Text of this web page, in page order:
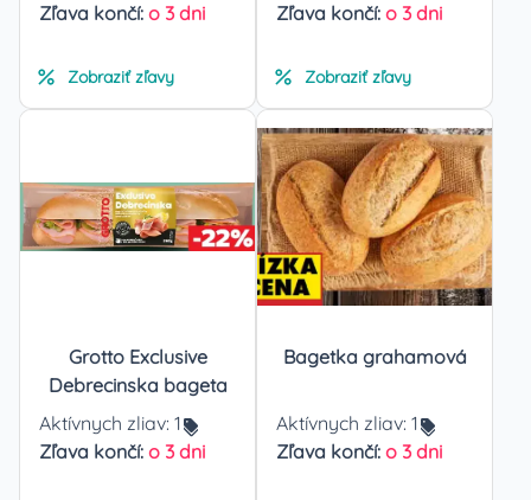
Zľava končí: o 3 dni
Zobraziť zľavy
Zľava končí: o 3 dni
Zobraziť zľavy
Grotto Exclusive
Debrecinska bageta
Aktívnych zliav: 1
Zľava končí: o 3 dni
Bagetka grahamová
Aktívnych zliav: 1
Zľava končí: o 3 dni